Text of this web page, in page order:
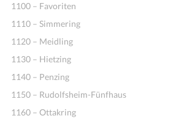
1100 – Favoriten
1110 – Simmering
1120 – Meidling
1130 – Hietzing
1140 – Penzing
1150 – Rudolfsheim-Fünfhaus
1160 – Ottakring